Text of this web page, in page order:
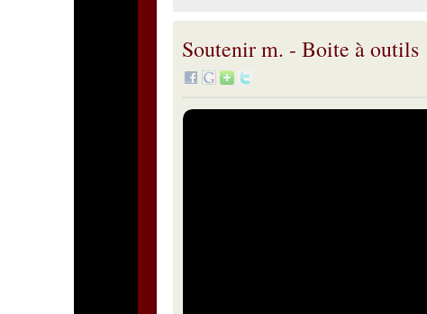
Soutenir m. - Boite à outils